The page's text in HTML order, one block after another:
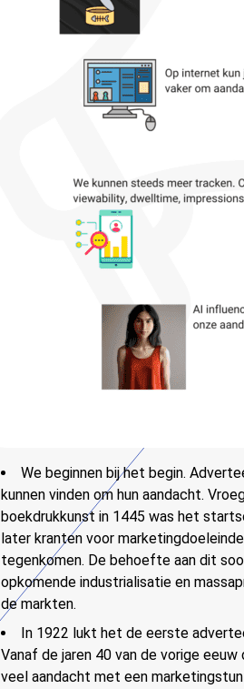
We beginnen bij het begin.
kunnen vinden om hun aandacht.
boekdrukkunst in 1445 was het
later kranten voor
tegenkomen. De behoefte aan dit
opkomende industrialisatie en
de markten.
In 1922 lukt het de eerste
Vanaf de jaren 40 van de vorige
veel aandacht met een